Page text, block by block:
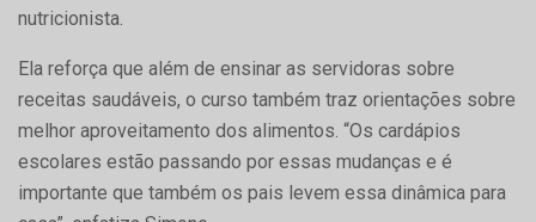
nutricionista.
Ela reforça que além de ensinar as servidoras sobre
receitas saudáveis, o curso também traz orientações sobre
melhor aproveitamento dos alimentos. “Os cardápios
escolares estão passando por essas mudanças e é
importante que também os pais levem essa dinâmica para